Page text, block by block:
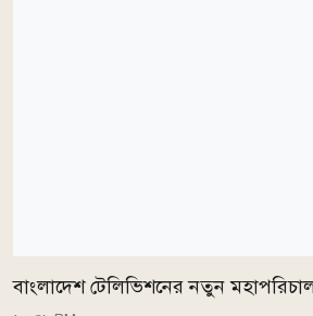
বাংলাদেশ টেলিভিশনের নতুন